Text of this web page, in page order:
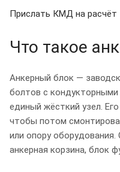
Прислать КМД на расчёт
Что такое
Анкерный блок —
болтов с
единый жёсткий узел.
чтобы потом
или опору оборудования.
анкерная корзина, блок